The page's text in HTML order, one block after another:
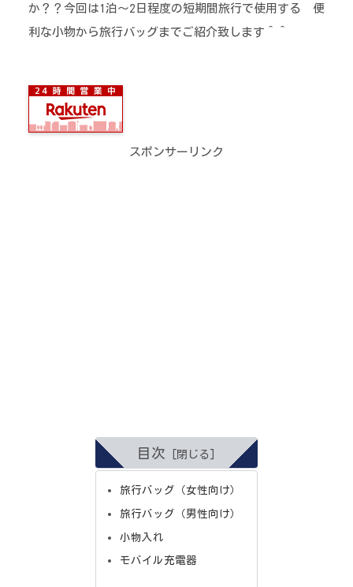
か？？今回は1泊～2日程度の短期間旅行で使用する 便
利な小物から旅行バッグまでご紹介致します＾＾
スポンサーリンク
目次
旅行バッグ（女性向け）
旅行バッグ（男性向け）
小物入れ
モバイル充電器